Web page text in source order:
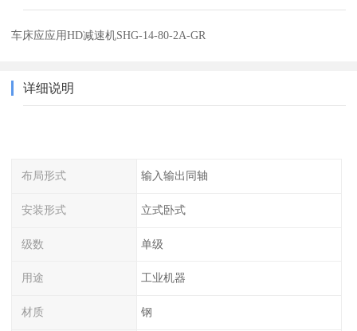
车床应应用HD减速机SHG-14-80-2A-GR
详细说明
布局形式 输入输出同轴
安装形式 立式卧式
级数 单级
用途 工业机器
材质 钢